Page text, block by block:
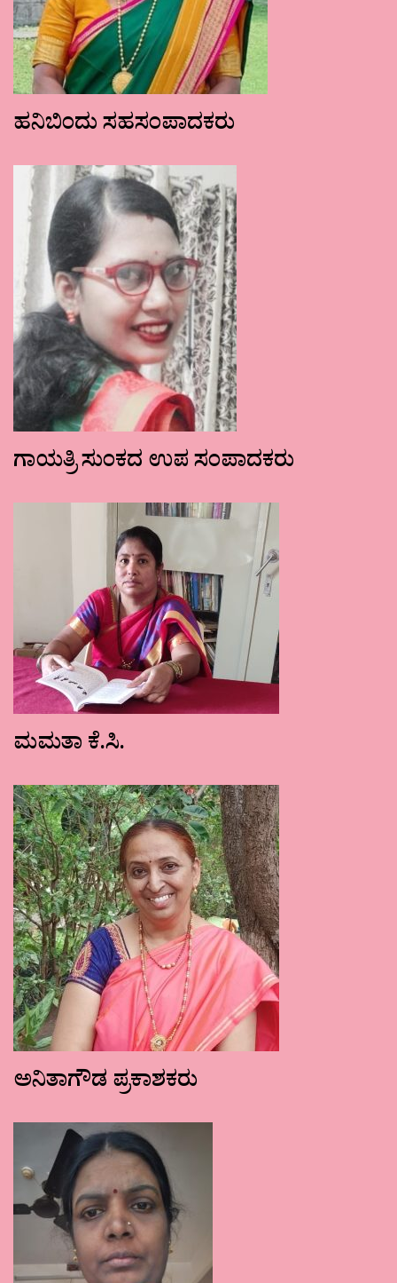
ಹನಿಬಿಂದು ಸಹಸಂಪಾದಕರು
ಗಾಯತ್ರಿ ಸುಂಕದ ಉಪ ಸಂಪಾದಕರು
ಮಮತಾ ಕೆ.ಸಿ.
ಅನಿತಾಗೌಡ ಪ್ರಕಾಶಕರು